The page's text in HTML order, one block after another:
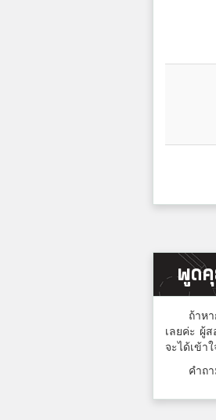
พูด
ถ้าห
เลยค่ะ ผู้
จะได้เข้า
คำถ